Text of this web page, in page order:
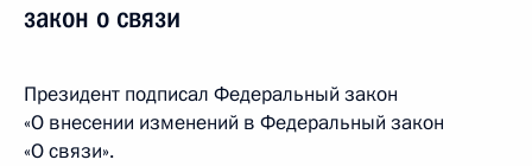
закон о связи
Президент подписал Федеральный закон
«О внесении изменений в Федеральный закон
«О связи».